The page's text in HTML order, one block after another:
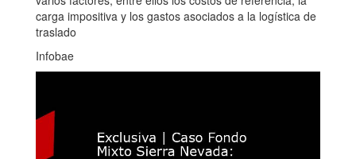
carga impositiva y los gastos asociados a la logística de
traslado
Infobae